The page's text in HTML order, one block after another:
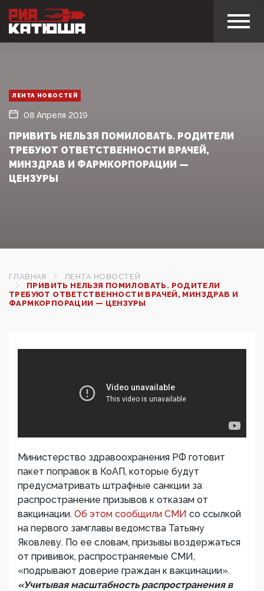
ЛЕНТА НОВОСТЕЙ
08 Апреля 2019
ПРИВИТЬ НЕЛЬЗЯ ПОМИЛОВАТЬ. РОДИТЕЛИ
ТРЕБУЮТ ОТВЕТСТВЕННОСТИ ВРАЧЕЙ,
МИНЗДРАВ И ФАРМКОРПОРАЦИИ —
ЦЕНЗУРЫ
ГЛАВНАЯ
ЛЕНТА НОВОСТЕЙ
ПРИВИТЬ НЕЛЬЗЯ ПОМИЛОВАТЬ. РОДИТЕЛИ
ТРЕБУЮТ ОТВЕТСТВЕННОСТИ ВРАЧЕЙ, МИНЗДРАВ И
ФАРМКОРПОРАЦИИ — ЦЕНЗУРЫ
Министерство здравоохранения РФ готовит
пакет поправок в КоАП, которые будут
предусматривать штрафные санкции за
распространение призывов к отказам от
вакцинации. Об этом сообщили СМИ со ссылкой
на первого замглавы ведомства Татьяну
Яковлеву. По ее словам, призывы воздержаться
от прививок, распространяемые СМИ,
«подрывают доверие граждан к вакцинации».
«Учитывая масштабность распространения в